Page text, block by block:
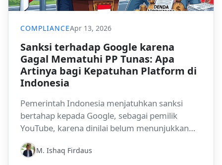
COMPLIANCEApr 13, 2026
Sanksi terhadap Google karena
Gagal Mematuhi PP Tunas: Apa
Artinya bagi Kepatuhan Platform di
Indonesia
Pemerintah Indonesia menjatuhkan sanksi
bertahap kepada Google, sebagai pemilik
YouTube, karena dinilai belum menunjukkan
kepatuhan terhadap PP Tunas. Perkembangan
ini menegaskan bahwa tata kelola platform
M. Ishaq Firdaus